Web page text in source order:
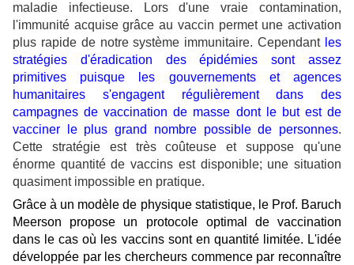
maladie infectieuse. Lors d'une vraie contamination,
l'immunité acquise grâce au vaccin permet une activation
plus rapide de notre système immunitaire. Cependant les
stratégies d'éradication des épidémies sont assez
primitives puisque les gouvernements et agences
humanitaires s'engagent régulièrement dans des
campagnes de vaccination de masse dont le but est de
vacciner le plus grand nombre possible de personnes.
Cette stratégie est très coûteuse et suppose qu'une
énorme quantité de vaccins est disponible; une situation
quasiment impossible en pratique.
Grâce à un modèle de physique statistique, le Prof. Baruch
Meerson propose un protocole optimal de vaccination
dans le cas où les vaccins sont en quantité limitée. L'idée
développée par les chercheurs commence par reconnaître